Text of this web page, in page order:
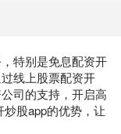
特别是免息配资开
线上股票配资开
司的支持，开启高
股app的优势，让